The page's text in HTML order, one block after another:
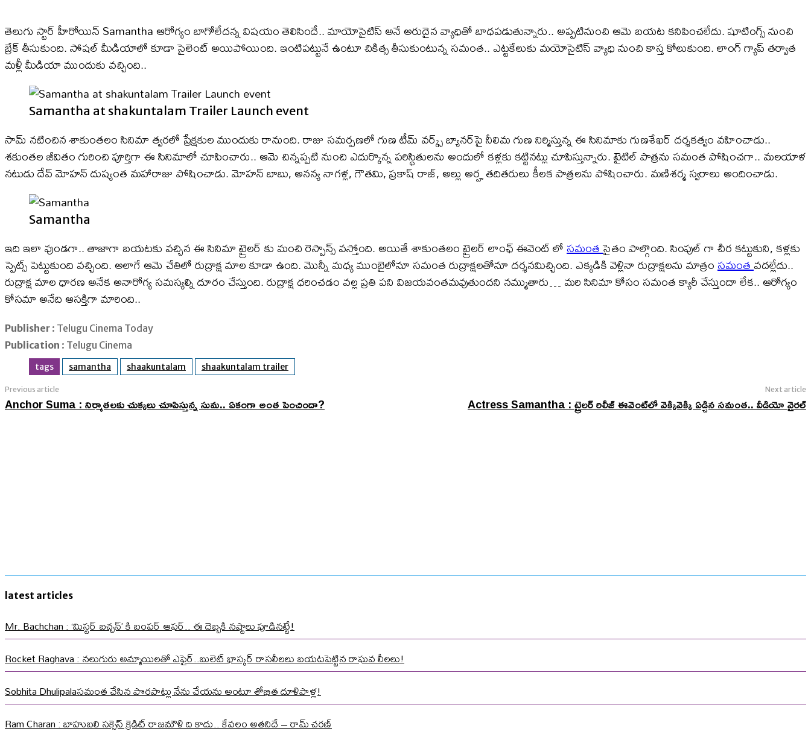
తెలుగు స్టార్ హీరోయిన్ Samantha ఆరోగ్యం బాగోలేదన్న విషయం తెలిసిందే.. మాయోసైటిస్ అనే అరుదైన వ్యాధితో బాధపడుతున్నారు.. అప్పటినుంచి ఆమె బయట కనిపించలేదు. షూటింగ్స్ నుంచి
బ్రేక్ తీసుకుంది. సోషల్ మీడియాలో కూడా సైలెంట్ అయిపోయింది. ఇంటిపట్టునే ఉంటూ చికిత్స తీసుకుంటున్న సమంత.. ఎట్టకేలుకు మయోసైటిస్ వ్యాధి నుంచి కాస్త కోలుకుంది. లాంగ్ గ్యాప్ తర్వాత
మళ్లీ మీడియా ముందుకు వచ్చింది..
Samantha at shakuntalam Trailer Launch event
సామ్ నటించిన శాకుంతలం సినిమా త్వరలో ప్రేక్షకుల ముందుకు రానుంది. రాజు సమర్పణలో గుణ టీమ్‌ వర్క్స్‌ బ్యానర్‌పై నీలిమ గుణ నిర్మిస్తున్న ఈ సినిమాకు గుణశేఖర్ దర్శకత్వం వహించాడు..
శకుంతల జీవితం గురించి పూర్తిగా ఈ సినిమాలో చూపించారు.. ఆమె చిన్నప్పటి నుంచి ఎదుర్కొన్న పరిస్థితులను అందులో కళ్లకు కట్టినట్లు చూపిస్తున్నారు. టైటిల్ పాత్రను సమంత పోషించగా.. మలయాళ
నటుడు దేవ్ మోహన్ దుష్యంత మహారాజు పోషించాడు. మోహన్ బాబు, అనన్య నాగళ్ల, గౌతమి, ప్రకాష్ రాజ్, అల్లు అర్హ తదితరులు కీలక పాత్రలను పోషించారు. మణిశర్మ స్వరాలు అందించాడు.
Samantha
ఇది ఇలా వుండగా.. తాజాగా బయటకు వచ్చిన ఈ సినిమా ట్రైలర్ కు మంచి రెస్పాన్స్ వస్తోంది. అయితే శాకుంతలం ట్రైలర్ లాంఛ్ ఈవెంట్ లోసమంతసైతం పాల్గొంది. సింపుల్ గా చీర కట్టుకుని, కళ్లకు
స్పెట్స్ పెట్టుకుంది వచ్చింది. అలాగే ఆమె చేతిలో రుద్రాక్ష మాల కూడా ఉంది. మొన్నీ మధ్య ముంబైలోనూ సమంత రుద్రాక్షలతోనూ దర్శనమిచ్చింది. ఎక్కడికి వెళ్లినా రుద్రాక్షలను మాత్రంసమంతవదల్లేదు..
రుద్రాక్ష మాల ధారణ అనేక అనారోగ్య సమస్యల్ని దూరం చేస్తుంది. రుద్రాక్ష ధరించడం వల్ల ప్రతి పని విజయవంతమవుతుందని నమ్ముతారు… మరి సినిమా కోసం సమంత క్యారీ చేస్తుందా లేక.. ఆరోగ్యం
కోసమా అనేది ఆసక్తిగా మారింది..
Publisher : Telugu Cinema Today
Publication : Telugu Cinema
tags samantha shaakuntalam shaakuntalam trailer
Previous article
Anchor Suma : నిర్మాతలకు చుక్కలు చూపిస్తున్న సుమ.. ఏకంగా అంత పెంచిందా?
Next article
Actress Samantha : ట్రైలర్ రిలీజ్ ఈవెంట్‌లో వెక్కివెక్కి ఏడ్చిన సమంత.. వీడియో వైరల్
latest articles
Mr. Bachchan : ‘మిస్టర్ బచ్చన్’ కి బంపర్ ఆఫర్.. ఈ దెబ్బకి నష్టాలు పూడినట్టే!
Rocket Raghava : నలుగురు అమ్మాయిలతో ఎఫైర్..బులెట్ భాస్కర్ రాసలీలలు బయటపెట్టిన రాఘవ లీలలు!
Sobhita Dhulipalaసమంత చేసిన పొరపాట్లు నేను చేయను అంటూ శోభిత దూళిపాళ్ల!
Ram Charan : బాహుబలి సక్సెస్ క్రెడిట్ రాజమౌళి ది కాదు.. కేవలం అతనిదే – రామ్ చరణ్